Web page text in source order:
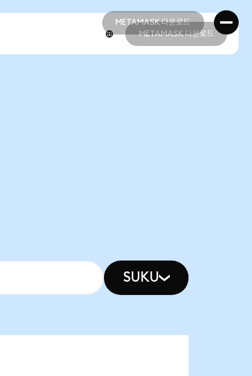
METAMASK 다운로드
METAMASK 다운로드
METAMASK 다운로드
SUKU